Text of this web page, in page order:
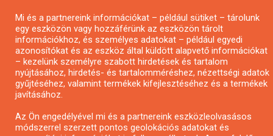
GINOP pályázatok
Copyright © All rights reserved.
Mi és a partnereink információkat – például sütiket – tárolunk
egy eszközön vagy hozzáférünk az eszközön tárolt
információkhoz, és személyes adatokat – például egyedi
azonosítókat és az eszköz által küldött alapvető információkat
– kezelünk személyre szabott hirdetések és tartalom
nyújtásához, hirdetés- és tartalomméréshez, nézettségi adatok
gyűjtéséhez, valamint termékek kifejlesztéséhez és a termékek
javításához.
Az Ön engedélyével mi és a partnereink eszközleolvasásos
módszerrel szerzett pontos geolokációs adatokat és